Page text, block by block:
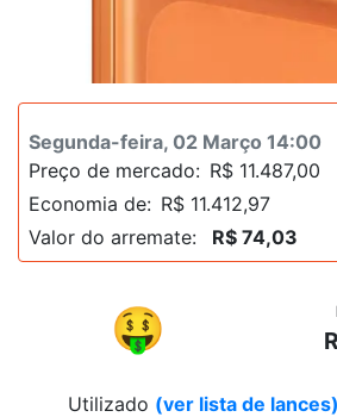
Segunda-feira, 02 Março 14:00
Preço de mercado: R$ 11.487,00
Economia de: R$ 11.412,97
Valor do arremate:
R$ 74,03
🤑
Utilizado (ver lista de lances)